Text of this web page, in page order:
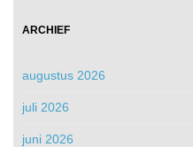
ARCHIEF
augustus 2026
juli 2026
juni 2026